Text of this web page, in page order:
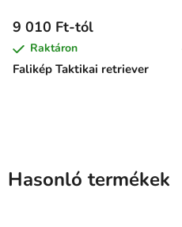
Falikép Taktikai retriever
9 010 Ft-tól
Raktáron
Hasonló termékek